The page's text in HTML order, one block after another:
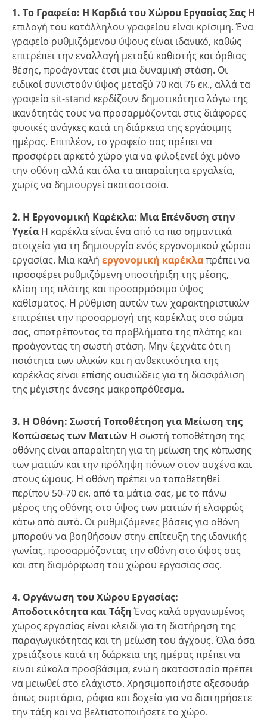
1. Το Γραφείο: Η Καρδιά του Χώρου Εργασίας Σας Η
επιλογή του κατάλληλου γραφείου είναι κρίσιμη. Ένα
γραφείο ρυθμιζόμενου ύψους είναι ιδανικό, καθώς
επιτρέπει την εναλλαγή μεταξύ καθιστής και όρθιας
θέσης, προάγοντας έτσι μια δυναμική στάση. Οι
ειδικοί συνιστούν ύψος μεταξύ 70 και 76 εκ., αλλά τα
γραφεία sit-stand κερδίζουν δημοτικότητα λόγω της
ικανότητάς τους να προσαρμόζονται στις διάφορες
φυσικές ανάγκες κατά τη διάρκεια της εργάσιμης
ημέρας. Επιπλέον, το γραφείο σας πρέπει να
προσφέρει αρκετό χώρο για να φιλοξενεί όχι μόνο
την οθόνη αλλά και όλα τα απαραίτητα εργαλεία,
χωρίς να δημιουργεί ακαταστασία.
2. Η Εργονομική Καρέκλα: Μια Επένδυση στην
Υγεία Η καρέκλα είναι ένα από τα πιο σημαντικά
στοιχεία για τη δημιουργία ενός εργονομικού χώρου
εργασίας. Μια καλή εργονομική καρέκλαπρέπει να
προσφέρει ρυθμιζόμενη υποστήριξη της μέσης,
κλίση της πλάτης και προσαρμόσιμο ύψος
καθίσματος. Η ρύθμιση αυτών των χαρακτηριστικών
επιτρέπει την προσαρμογή της καρέκλας στο σώμα
σας, αποτρέποντας τα προβλήματα της πλάτης και
προάγοντας τη σωστή στάση. Μην ξεχνάτε ότι η
ποιότητα των υλικών και η ανθεκτικότητα της
καρέκλας είναι επίσης ουσιώδεις για τη διασφάλιση
της μέγιστης άνεσης μακροπρόθεσμα.
3. Η Οθόνη: Σωστή Τοποθέτηση για Μείωση της
Κοπώσεως των Ματιών Η σωστή τοποθέτηση της
οθόνης είναι απαραίτητη για τη μείωση της κόπωσης
των ματιών και την πρόληψη πόνων στον αυχένα και
στους ώμους. Η οθόνη πρέπει να τοποθετηθεί
περίπου 50-70 εκ. από τα μάτια σας, με το πάνω
μέρος της οθόνης στο ύψος των ματιών ή ελαφρώς
κάτω από αυτό. Οι ρυθμιζόμενες βάσεις για οθόνη
μπορούν να βοηθήσουν στην επίτευξη της ιδανικής
γωνίας, προσαρμόζοντας την οθόνη στο ύψος σας
και στη διαμόρφωση του χώρου εργασίας σας.
4. Οργάνωση του Χώρου Εργασίας:
Αποδοτικότητα και ΤάξηΈνας καλά οργανωμένος
χώρος εργασίας είναι κλειδί για τη διατήρηση της
παραγωγικότητας και τη μείωση του άγχους. Όλα όσα
χρειάζεστε κατά τη διάρκεια της ημέρας πρέπει να
είναι εύκολα προσβάσιμα, ενώ η ακαταστασία πρέπει
να μειωθεί στο ελάχιστο. Χρησιμοποιήστε αξεσουάρ
όπως συρτάρια, ράφια και δοχεία για να διατηρήσετε
την τάξη και να βελτιστοποιήσετε το χώρο.